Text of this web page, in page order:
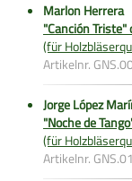
Marlon Herrera
"Canción Triste"
(für
Artikelnr.
Jorge López
"Noche de
(für
Artikelnr.